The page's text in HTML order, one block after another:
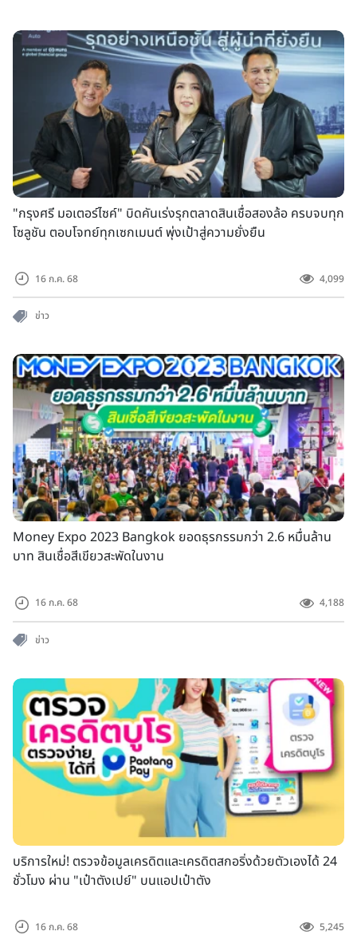
"กรุงศรี มอเตอร์ไซค์" บิดคันเร่งรุกตลาดสินเชื่อสองล้อ ครบจบทุก
โซลูชัน ตอบโจทย์ทุกเซกเมนต์ พุ่งเป้าสู่ความยั่งยืน
16 ก.ค. 68 4,099
ข่าว
Money Expo 2023 Bangkok ยอดธุรกรรมกว่า 2.6 หมื่นล้าน
บาท สินเชื่อสีเขียวสะพัดในงาน
16 ก.ค. 68 4,188
ข่าว
บริการใหม่! ตรวจข้อมูลเครดิตและเครดิตสกอริ่งด้วยตัวเองได้ 24
ชั่วโมง ผ่าน "เป๋าตังเปย์" บนแอปเป๋าตัง
16 ก.ค. 68 5,245